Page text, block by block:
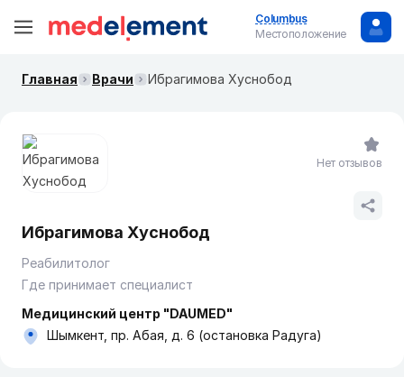
Columbus
Местоположение
Главная Врачи Ибрагимова Хуснобод
Ибрагимова Хуснобод
Реабилитолог
Где принимает специалист
Медицинский центр "DAUMED"
Шымкент, пр. Абая, д. 6 (остановка Радуга)
Нет отзывов